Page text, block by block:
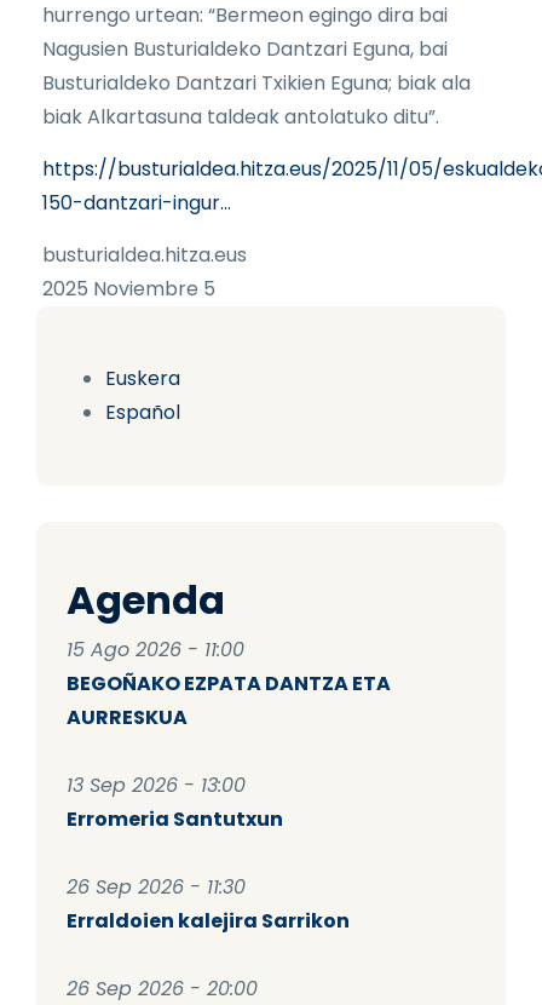
Euskera
Español
Agenda
15 Ago 2026 - 11:00
BEGOÑAKO EZPATA DANTZA ETA
AURRESKUA
13 Sep 2026 - 13:00
Erromeria Santutxun
26 Sep 2026 - 11:30
Erraldoien kalejira Sarrikon
26 Sep 2026 - 20:00
hurrengo urtean: “Bermeon egingo dira bai
Nagusien Busturialdeko Dantzari Eguna, bai
Busturialdeko Dantzari Txikien Eguna; biak ala
biak Alkartasuna taldeak antolatuko ditu”.
https://busturialdea.hitza.eus/2025/11/05/
150-dantzari-ingur…
busturialdea.hitza.eus
2025 Noviembre 5